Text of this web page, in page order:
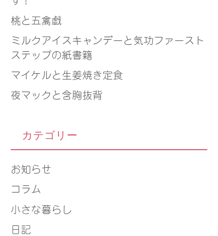
桃と五禽戯
ミルクアイスキャンデーと気功ファースト
ステップの紙書籍
マイケルと生姜焼き定食
夜マックと含胸抜背
カテゴリー
お知らせ
コラム
小さな暮らし
日記